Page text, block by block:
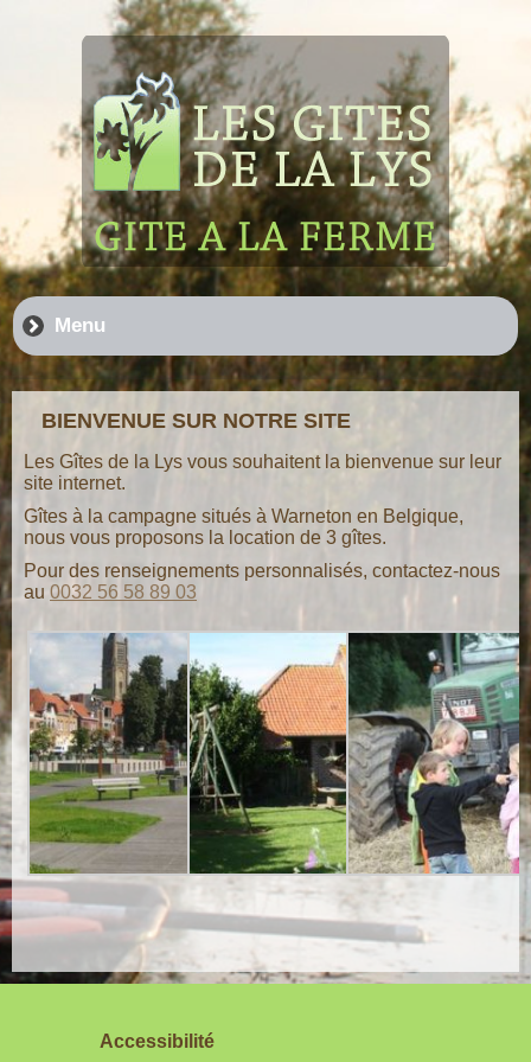
Menu
BIENVENUE SUR NOTRE SITE
Les Gîtes de la Lys vous souhaitent la bienvenue sur leur
site internet.
Gîtes à la campagne situés à Warneton en Belgique,
nous vous proposons la location de 3 gîtes.
Pour des renseignements personnalisés, contactez-nous
au 0032 56 58 89 03
Accessibilité